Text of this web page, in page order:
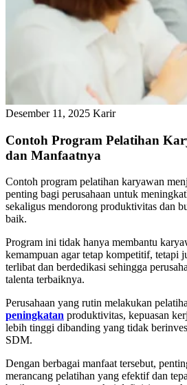
Desember 11, 2025 Karir
Contoh Program Pelatihan
dan Manfaatnya
Contoh program pelatihan karyawan
penting bagi perusahaan untuk
sekaligus mendorong produktivitas dan
baik.
Program ini tidak hanya membantu
kemampuan agar tetap kompetitif, tetapi
terlibat dan berdedikasi sehingga
talenta terbaiknya.
Perusahaan yang rutin melakukan
peningkatan produktivitas, kepuasan
lebih tinggi dibanding yang tidak
SDM.
Dengan berbagai manfaat tersebut,
merancang pelatihan yang efektif dan